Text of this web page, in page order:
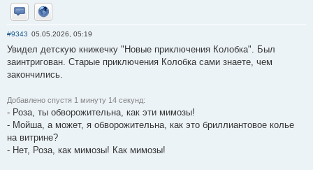
Отправить личное сообщение
Сайт
#9343 05.05.2026, 05:19
Увидел детскую книжечку "Новые приключения Колобка". Был
заинтригован. Старые приключения Колобка сами знаете, чем
закончились.
Добавлено спустя 1 минуту 14 секунд:
- Роза, ты обворожительна, как эти мимозы!
- Мойша, а может, я обворожительна, как это бриллиантовое колье
на витрине?
- Нет, Роза, как мимозы! Как мимозы!